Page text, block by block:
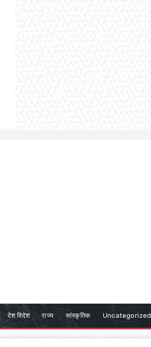
देश विदेश राज्य सांस्कृतिक Uncategorized